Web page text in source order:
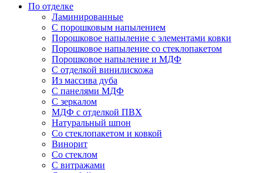
По отделке
Ламинированные
С порошковым напылением
Порошковое напыление с элементами ковки
Порошковое напыление со стеклопакетом
Порошковое напыление и МДФ
С отделкой винилискожа
Из массива дуба
С панелями МДФ
С зеркалом
МДФ с отделкой ПВХ
Натуральный шпон
Со стеклопакетом и ковкой
Винорит
Со стеклом
С витражами